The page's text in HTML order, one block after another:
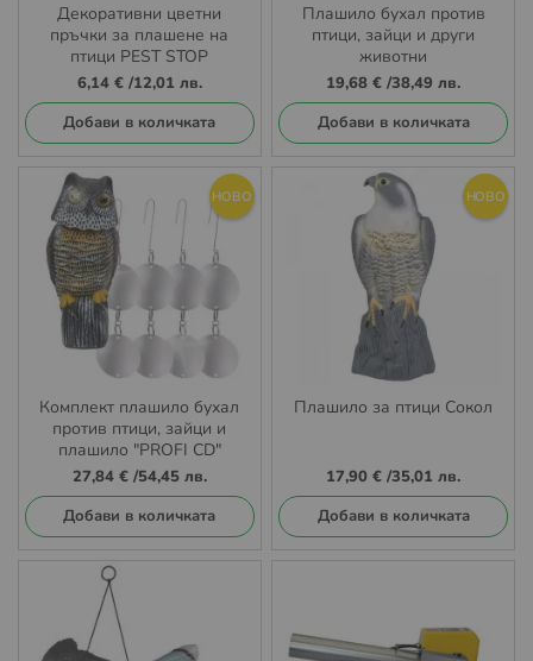
Декоративни цветни
пръчки за плашене на
птици PEST STOP
6,14 €/12,01 лв.
Добави в количката
Плашило бухал против
птици, зайци и други
животни
19,68 € /38,49 лв.
Добави в количката
НОВО
Комплект плашило бухал
против птици, зайци и
плашило "PROFI CD"
27,84 €/54,45 лв.
Добави в количката
НОВО
Плашило за птици Сокол
17,90 € /35,01 лв.
Добави в количката